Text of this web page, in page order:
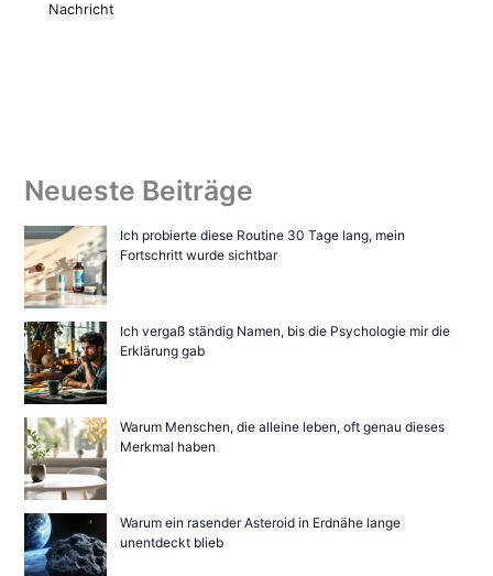
Nachricht
Neueste Beiträge
Ich probierte diese Routine 30 Tage lang, mein
Fortschritt wurde sichtbar
Ich vergaß ständig Namen, bis die Psychologie mir die
Erklärung gab
Warum Menschen, die alleine leben, oft genau dieses
Merkmal haben
Warum ein rasender Asteroid in Erdnähe lange
unentdeckt blieb